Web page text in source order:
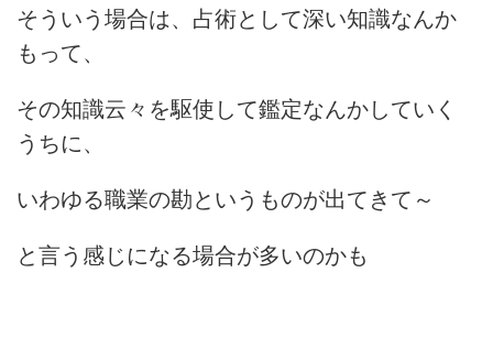
そういう場合は、占術として深い知識なんか
もって、
その知識云々を駆使して鑑定なんかしていく
うちに、
いわゆる職業の勘というものが出てきて～
と言う感じになる場合が多いのかも